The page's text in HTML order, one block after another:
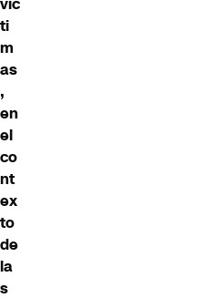
ti
m
as
,
en
el
co
nt
ex
to
de
la
s